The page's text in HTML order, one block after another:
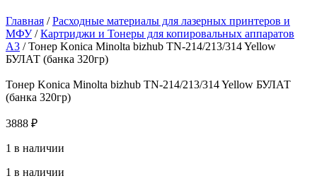
Главная /Расходные материалы для лазерных принтеров и
МФУ/Картриджи и Тонеры для копировальных аппаратов
А3 / Тонер Konica Minolta bizhub TN-214/213/314 Yellow
БУЛАТ (банка 320гр)
Тонер Konica Minolta bizhub TN-214/213/314 Yellow БУЛАТ
(банка 320гр)
3888 ₽
1 в наличии
1 в наличии